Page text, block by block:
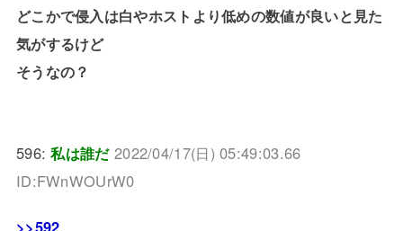
どこかで侵入は白やホストより低めの数値が良いと見た
気がするけど
そうなの？
596:私は誰だ 2022/04/17(日) 05:49:03.66
ID:FWnWOUrW0